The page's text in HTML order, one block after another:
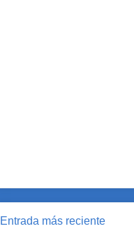
Entrada más reciente